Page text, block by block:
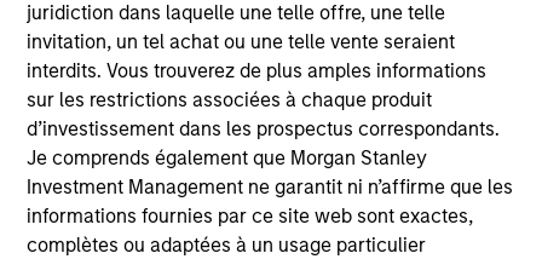
juridiction dans laquelle une telle offre, une telle
invitation, un tel achat ou une telle vente seraient
interdits. Vous trouverez de plus amples informations
sur les restrictions associées à chaque produit
d’investissement dans les prospectus correspondants.
Je comprends également que Morgan Stanley
Investment Management ne garantit ni n’affirme que les
informations fournies par ce site web sont exactes,
complètes ou adaptées à un usage particulier
Bright Prospects Podcast: Episode 3
Fresh from his annual research trip to China,
Global Stars PM Alex Gabriele joins Portfolio
Specialist Sarah Hudson for episode 3 of the
Bright Prospects podcast to share what he saw
on the ground - including the EV-filled streets
of Shanghai and robotics businesses moving
from prototypes to real-world deployment - as